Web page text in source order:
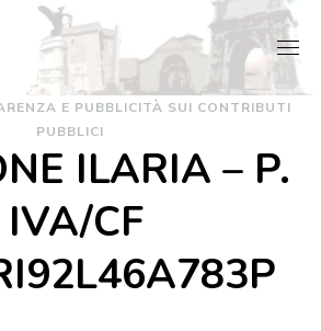
E PUBBLICITÀ SUI CONTRIBUTI
PUBBLICI
ILARIA – P.
IVA/CF